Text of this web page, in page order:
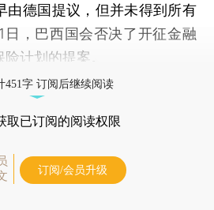
德国提议，但并未得到所有
日，巴西国会否决了开征金融
计划的提案。
451字 订阅后继续阅读
取已订阅的阅读权限
订阅/会员升级